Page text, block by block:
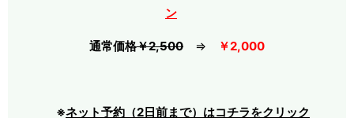
ン
通常価格￥2,500 ⇒ ￥2,000
※ネット予約（2日前まで）はコチラをクリック